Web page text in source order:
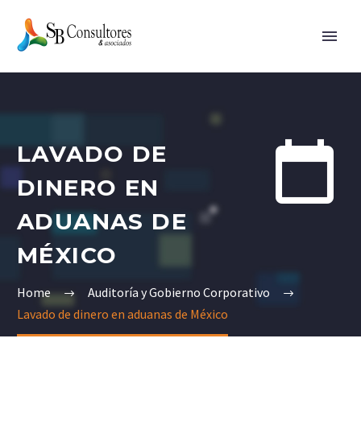


LAVADO DE
DINERO EN
ADUANAS DE
MÉXICO
Home
Auditoría y Gobierno Corporativo
Lavado de dinero en aduanas de México